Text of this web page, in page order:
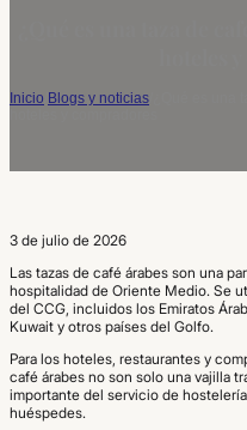
Inicio Blogs y noticias
3 de julio de 2026
Las tazas de café árabes son una
hospitalidad de Oriente Medio. Se
del CCG, incluidos los Emiratos
Kuwait y otros países del Golfo.
Para los hoteles, restaurantes y
café árabes no son solo una vajilla
importante del servicio de
huéspedes.